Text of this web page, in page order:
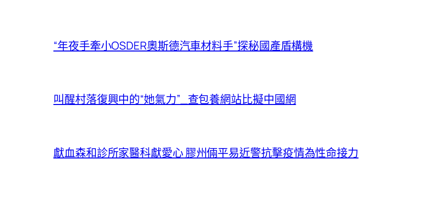
“年夜手牽小OSDER奧斯德汽車材料手”探秘國產盾構機
叫醒村落復興中的“她氣力”_查包養網站比擬中國網
獻血森和診所家醫科獻愛心 膠州倆平易近警抗擊疫情為性命接力